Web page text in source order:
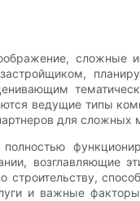
ведущие типы
для сложных
возглавляющие
и важные